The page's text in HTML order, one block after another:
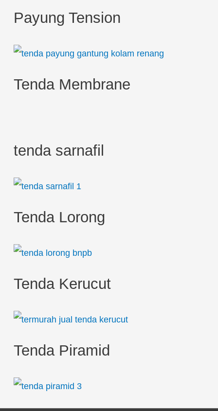
f
o
:
Payung Tension
Tenda Membrane
tenda sarnafil
Tenda Lorong
Tenda Kerucut
Tenda Piramid